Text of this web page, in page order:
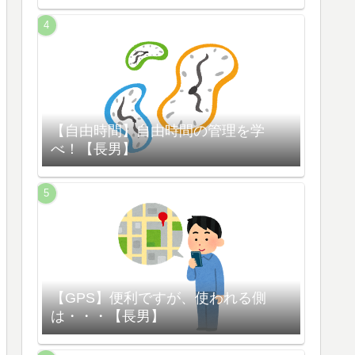
【自由時間】自由時間の管理を学
べ！【長男】
【GPS】便利ですが、使われる側
は・・・【長男】